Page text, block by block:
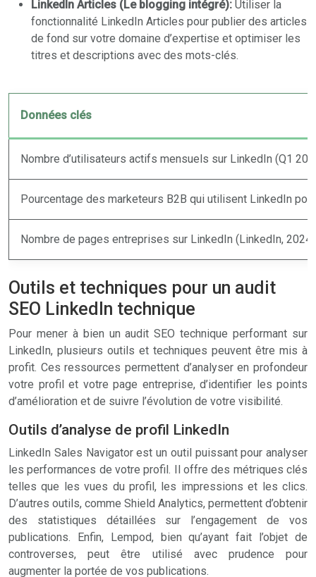
LinkedIn Articles (Le blogging intégré): Utiliser la
fonctionnalité LinkedIn Articles pour publier des articles
de fond sur votre domaine d’expertise et optimiser les
titres et descriptions avec des mots-clés.
Données clés
Nombre d’utilisateurs actifs mensuels sur LinkedIn (Q1
Pourcentage des marketeurs B2B qui utilisent LinkedIn
Nombre de pages entreprises sur LinkedIn (LinkedIn, 2024)
Outils et techniques pour un audit
SEO LinkedIn technique
Pour mener à bien un audit SEO technique performant sur
LinkedIn, plusieurs outils et techniques peuvent être mis à
profit. Ces ressources permettent d’analyser en profondeur
votre profil et votre page entreprise, d’identifier les points
d’amélioration et de suivre l’évolution de votre visibilité.
Outils d’analyse de profil LinkedIn
LinkedIn Sales Navigator est un outil puissant pour analyser
les performances de votre profil. Il offre des métriques clés
telles que les vues du profil, les impressions et les clics.
D’autres outils, comme Shield Analytics, permettent d’obtenir
des statistiques détaillées sur l’engagement de vos
publications. Enfin, Lempod, bien qu’ayant fait l’objet de
controverses, peut être utilisé avec prudence pour
augmenter la portée de vos publications.